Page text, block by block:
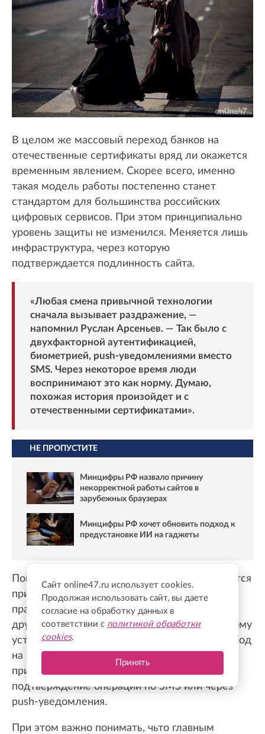
В целом же массовый переход банков на
отечественные сертификаты вряд ли окажется
временным явлением. Скорее всего, именно
такая модель работы постепенно станет
стандартом для большинства российских
цифровых сервисов. При этом принципиально
уровень защиты не изменился. Меняется лишь
инфраструктура, через которую
подтверждается подлинность сайта.
«Любая смена привычной технологии
сначала вызывает раздражение, —
напомнил Руслан Арсеньев. — Так было с
двухфакторной аутентификацией,
биометрией, push-уведомлениями вместо
SMS. Через некоторое время люди
воспринимают это как норму. Думаю,
похожая история произойдет и с
отечественными сертификатами».
НЕ ПРОПУСТИТЕ
Минцифры РФ назвало причину
некорректной работы сайтов в
зарубежных браузерах
Минцифры РФ хочет обновить подход к
предустановке ИИ на гаджеты
Пока же изменения заметнее всего ощущаются
при работе с банковскими сайтами, однако
практика постепенно распространяется и на
другие российские цифровые сервисы. Поэтому
установка сертификата Минцифры или переход
на отечественный браузер вскоре станет
привычной процедурой, какой когда-то стало
подтверждение операций по SMS или через
push-уведомления.
При этом важно понимать, чьто главным
Сайт online47.ru использует cookies.
Продолжая использовать сайт, вы даете
согласие на обработку данных в
соответствии с политикой обработки
cookies.
Принять